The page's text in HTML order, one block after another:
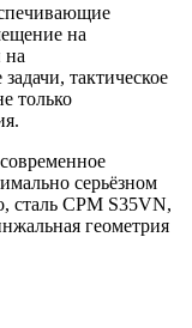
на
на
тактическое
только
серьёзном
сталь CPM S35VN,
геометрия